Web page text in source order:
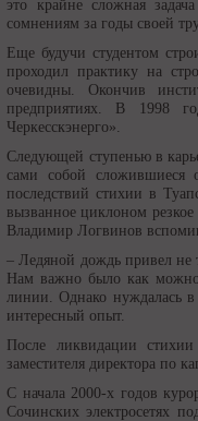
это крайне сложная
сомнениям за годы своей
Еще будучи студентом
проходил практику на
очевидны. Окончив
предприятиях. В 1998
Черкесскэнерго».
Следующей ступенью в
сами собой сложившиеся
последствий стихии в
вызванное циклоном
Владимир Логвинов
– Ледяной дождь привел не
Нам важно было как можно
линии. Однако нуждалась в
интересный опыт.
После ликвидации
заместителя директора по
С начала 2000-х годов
Сочинских электросетях